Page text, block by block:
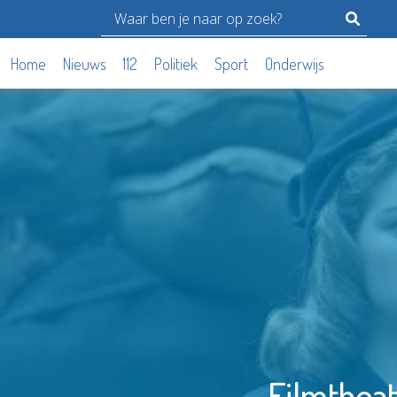
Home Nieuws 112 Politiek Sport Onderwijs